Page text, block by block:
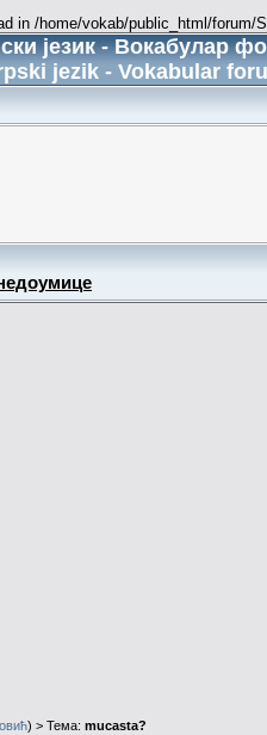
in /home/vokab/public_html/
језик - Вокабулар
jezik - Vokabular
) > Тема: mucasta?